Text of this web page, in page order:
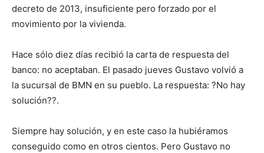
decreto de 2013, insuficiente pero forzado por el
movimiento por la vivienda.
Hace sólo diez días recibió la carta de respuesta del
banco: no aceptaban. El pasado jueves Gustavo volvió a
la sucursal de BMN en su pueblo. La respuesta: ?No hay
solución??.
Siempre hay solución, y en este caso la hubiéramos
conseguido como en otros cientos. Pero Gustavo no